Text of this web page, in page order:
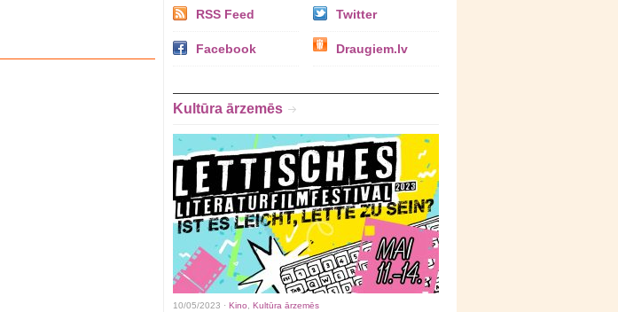
RSS Feed Twitter
Facebook Draugiem.lv
Kultūra ārzemēs
10/05/2023 · Kino Kultūra ārzemēs